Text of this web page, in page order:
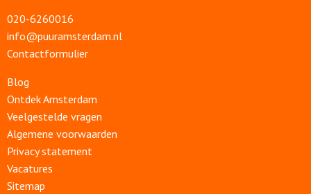
020-6260016
info@puuramsterdam.nl
Contactformulier
Blog
Ontdek Amsterdam
Veelgestelde vragen
Algemene voorwaarden
Privacy statement
Vacatures
Sitemap